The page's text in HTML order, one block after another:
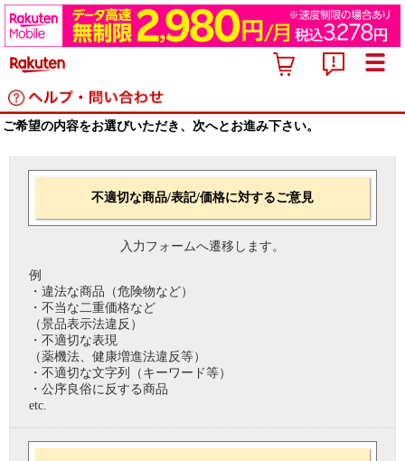
ご希望の内容をお選びいただき、次へとお進み下さい。
不適切な商品/表記/価格に対するご意見
入力フォームへ遷移します。
例
・違法な商品（危険物など）
・不当な二重価格など
（景品表示法違反）
・不適切な表現
（薬機法、健康増進法違反等）
・不適切な文字列（キーワード等）
・公序良俗に反する商品
etc.